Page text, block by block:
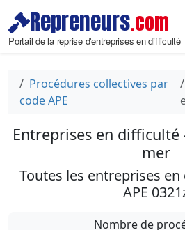
Repreneurs.com
Portail de la reprise d'entreprises en difficulté
Procédures collectives par
code APE
Entreprises en difficulté
mer
Toutes les entreprises
APE
Nombre de